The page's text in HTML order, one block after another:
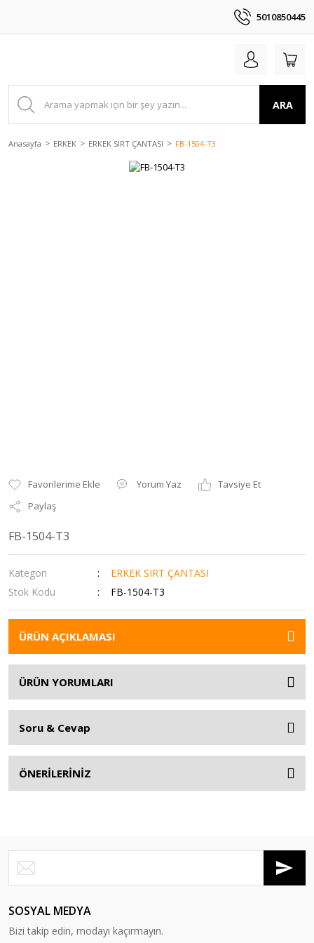
5010850445
ARA
Anasayfa ERKEK ERKEK SIRT ÇANTASI FB-1504-T3
Yorum Yaz
Tavsiye Et
Paylaş
FB-1504-T3
Kategori
ERKEK SIRT ÇANTASI
Stok Kodu
FB-1504-T3
ÜRÜN AÇIKLAMASI
ÜRÜN YORUMLARI
Soru & Cevap
ÖNERİLERİNİZ
SOSYAL MEDYA
Bizi takip edin, modayı kaçırmayın.